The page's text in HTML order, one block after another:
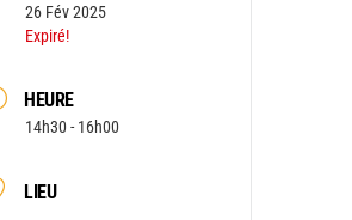
26 Fév 2025
Expiré!
HEURE
14h30 - 16h00
LIEU